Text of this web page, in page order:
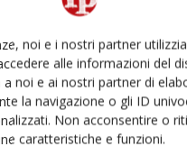
noi e i nostri partner
alle informazioni del
noi e ai nostri partner di
la navigazione o gli ID
Non acconsentire o
caratteristiche e funzioni.
controbilanciato dal
in rialzo per tutte le